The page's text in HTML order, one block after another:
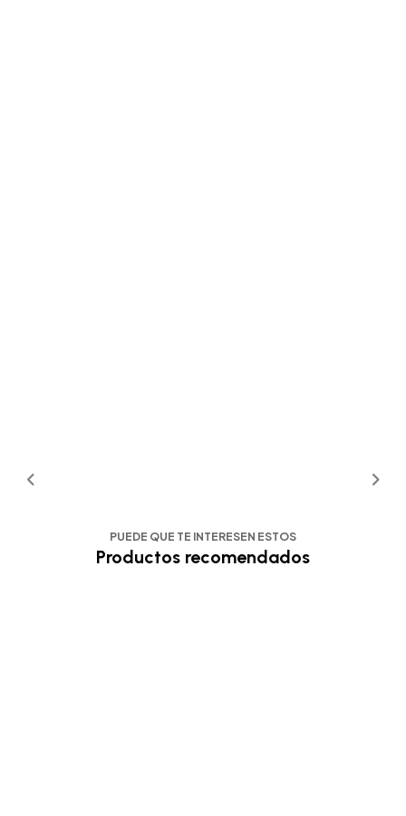
PUEDE QUE TE INTERESEN ESTOS
Productos recomendados